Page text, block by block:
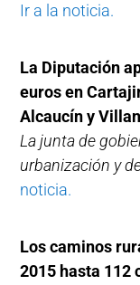
Ir a la noticia.
La Diputación
euros en
Alcaucín y
La junta de
urbanización y
noticia.
Los caminos
2015 hasta 112